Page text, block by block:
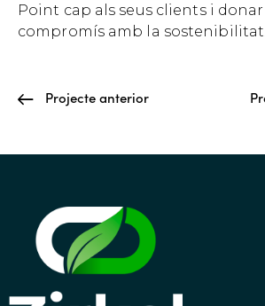
Point cap als seus clients i donar
compromís amb la sostenibilitat.
Projecte anterior